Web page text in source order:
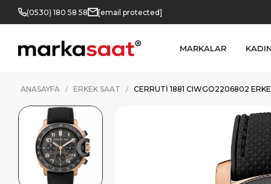
(0530) 180 58 58 [email protected]
MARKALAR
ANASAYFA ERKEK SAAT CERRUTI 1881 CIWGO2206802